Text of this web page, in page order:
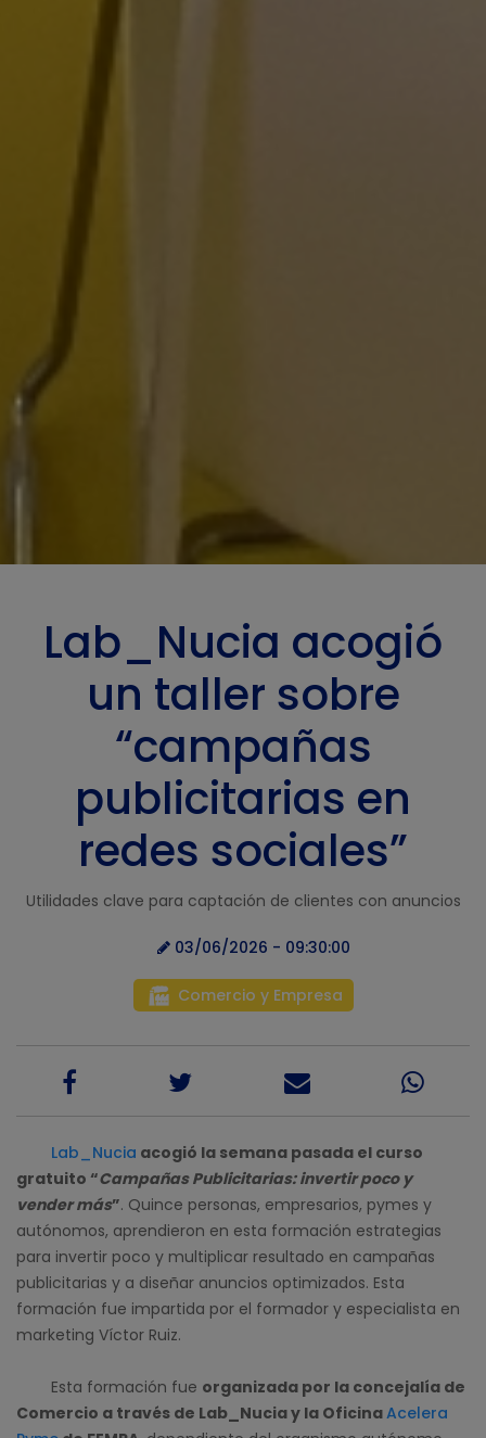
Lab_Nucia acogió
un taller sobre
“campañas
publicitarias en
redes sociales”
Utilidades clave para captación de clientes con anuncios
03/06/2026 - 09:30:00
Comercio y Empresa
Lab_Nucia acogió la semana pasada el curso
gratuito “Campañas Publicitarias: invertir poco y
vender más”. Quince personas, empresarios, pymes y
autónomos, aprendieron en esta formación estrategias
para invertir poco y multiplicar resultado en campañas
publicitarias y a diseñar anuncios optimizados. Esta
formación fue impartida por el formador y especialista en
marketing Víctor Ruiz.
Esta formación fue organizada por la concejalía de
Comercio a través de Lab_Nucia y la OficinaAcelera